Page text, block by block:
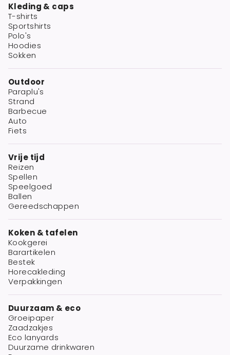
Kleding & caps
T-shirts
Sportshirts
Polo's
Hoodies
Sokken
Outdoor
Paraplu's
Strand
Barbecue
Auto
Fiets
Vrije tijd
Reizen
Spellen
Speelgoed
Ballen
Gereedschappen
Koken & tafelen
Kookgerei
Barartikelen
Bestek
Horecakleding
Verpakkingen
Duurzaam & eco
Groeipaper
Zaadzakjes
Eco lanyards
Duurzame drinkwaren